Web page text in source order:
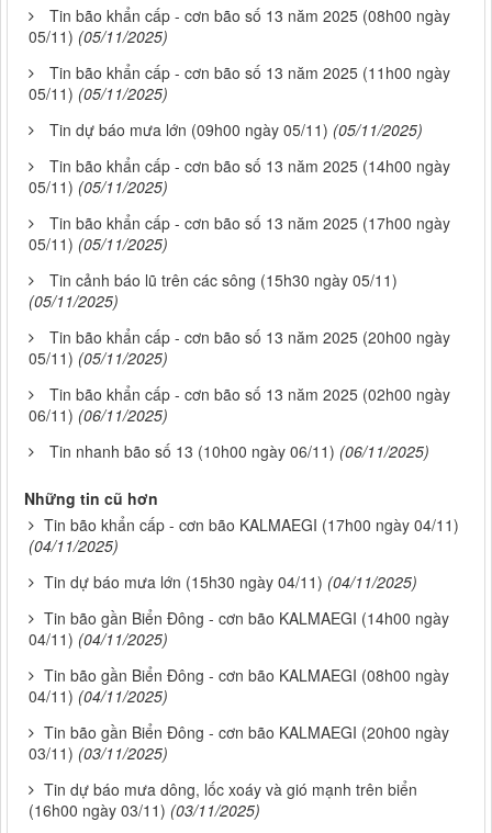
Tin bão khẩn cấp - cơn bão số 13 năm 2025 (08h00 ngày
05/11) (05/11/2025)
Tin bão khẩn cấp - cơn bão số 13 năm 2025 (11h00 ngày
05/11) (05/11/2025)
Tin dự báo mưa lớn (09h00 ngày 05/11) (05/11/2025)
Tin bão khẩn cấp - cơn bão số 13 năm 2025 (14h00 ngày
05/11) (05/11/2025)
Tin bão khẩn cấp - cơn bão số 13 năm 2025 (17h00 ngày
05/11) (05/11/2025)
Tin cảnh báo lũ trên các sông (15h30 ngày 05/11)
(05/11/2025)
Tin bão khẩn cấp - cơn bão số 13 năm 2025 (20h00 ngày
05/11) (05/11/2025)
Tin bão khẩn cấp - cơn bão số 13 năm 2025 (02h00 ngày
06/11) (06/11/2025)
Tin nhanh bão số 13 (10h00 ngày 06/11) (06/11/2025)
Những tin cũ hơn
Tin bão khẩn cấp - cơn bão KALMAEGI (17h00 ngày 04/11)
(04/11/2025)
Tin dự báo mưa lớn (15h30 ngày 04/11) (04/11/2025)
Tin bão gần Biển Đông - cơn bão KALMAEGI (14h00 ngày
04/11) (04/11/2025)
Tin bão gần Biển Đông - cơn bão KALMAEGI (08h00 ngày
04/11) (04/11/2025)
Tin bão gần Biển Đông - cơn bão KALMAEGI (20h00 ngày
03/11) (03/11/2025)
Tin dự báo mưa dông, lốc xoáy và gió mạnh trên biển
(16h00 ngày 03/11) (03/11/2025)